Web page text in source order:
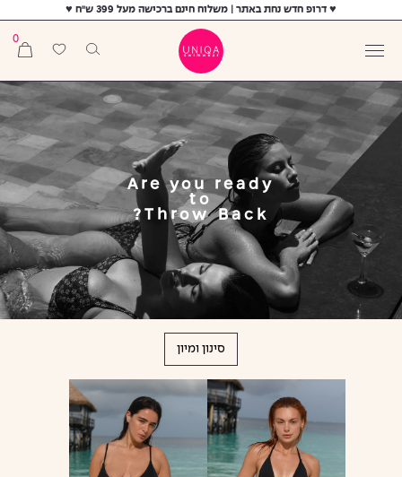
♥ דרופ חדש נחת באתר | משלוח חינם ברכישה מעל 399 ש"ח ♥
0
Are you ready
to
Throw Back?
סינון ומיון